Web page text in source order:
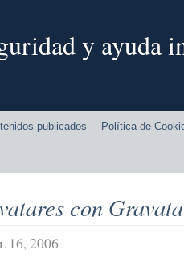
y ayuda
publicados Política de
con
2006